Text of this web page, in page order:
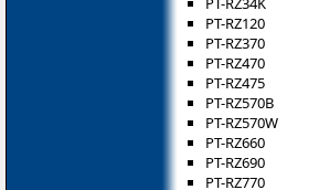
PT-RZ120
PT-RZ370
PT-RZ470
PT-RZ475
PT-RZ570B
PT-RZ570W
PT-RZ660
PT-RZ690
PT-RZ770